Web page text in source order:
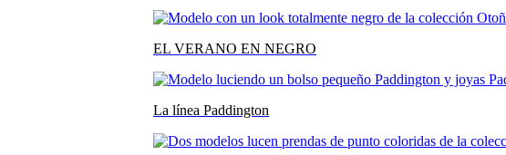
EL VERANO EN NEGRO
La línea Paddington